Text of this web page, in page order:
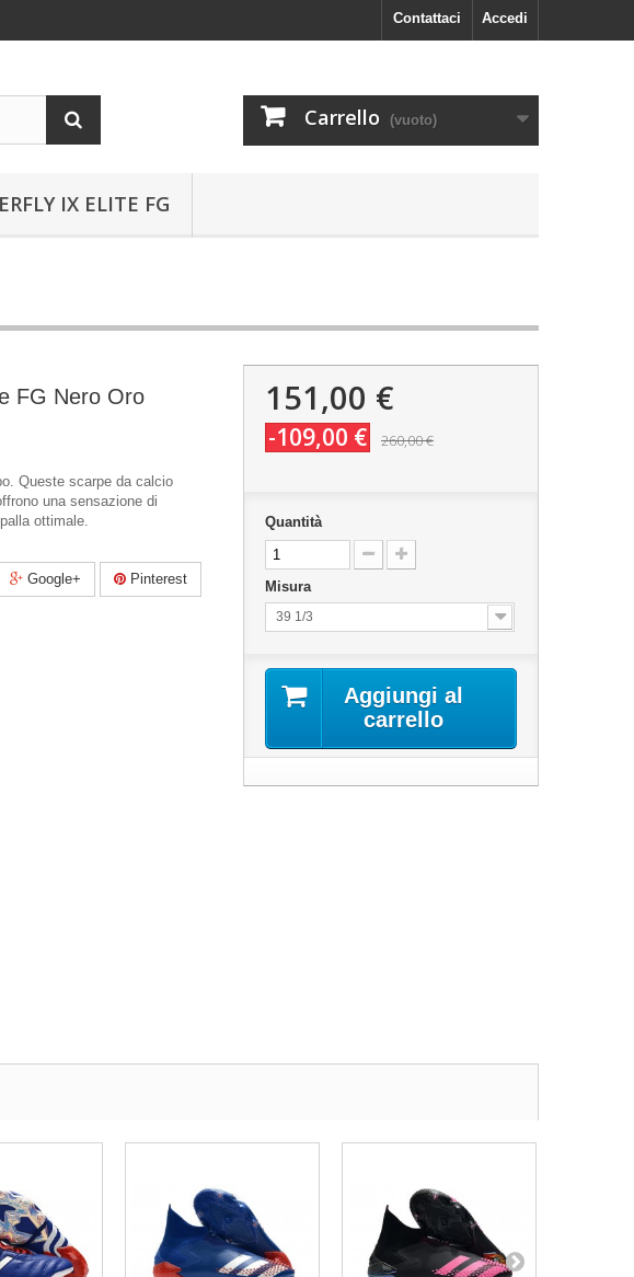
Accedi
Contattaci
Carrello (vuoto)
IX ELITE FG
FG Nero Oro
Queste scarpe da calcio
una sensazione di
ottimale.
Google+ Pinterest
151,00 €
-109,00 € 260,00 €
Quantità
Misura
39 1/3
Aggiungi al
carrello